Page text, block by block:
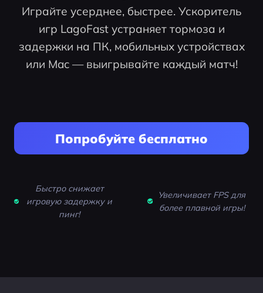
Играйте усерднее, быстрее. Ускоритель
игр LagoFast устраняет тормоза и
задержки на ПК, мобильных устройствах
или Mac — выигрывайте каждый матч!
Попробуйте бесплатно
Быстро снижает
игровую задержку и
пинг!
Увеличивает FPS для
более плавной игры!